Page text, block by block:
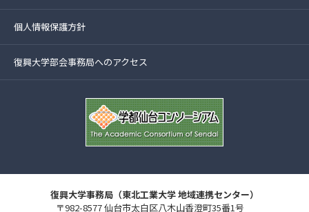
個人情報保護方針
復興大学部会事務局へのアクセス
復興大学事務局（東北工業大学 地域連携センター）
〒982-8577 仙台市太白区八木山香澄町35番1号